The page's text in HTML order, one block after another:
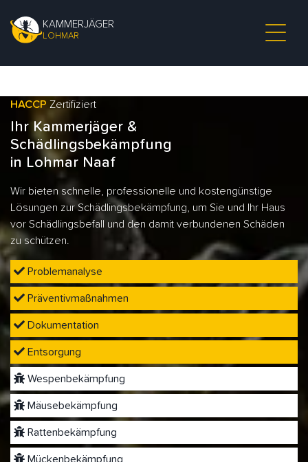
KAMMERJÄGER
LOHMAR
HACCP Zertifiziert
Ihr Kammerjäger &
Schädlingsbekämpfung
in Lohmar Naaf
Wir bieten schnelle, professionelle und kostengünstige
Lösungen zur Schädlingsbekämpfung, um Sie und Ihr Haus
vor Schädlingsbefall und den damit verbundenen Schäden
zu schützen.
Problemanalyse
Präventivmaßnahmen
Dokumentation
Entsorgung
Wespenbekämpfung
Mäusebekämpfung
Rattenbekämpfung
Mückenbekämpfung